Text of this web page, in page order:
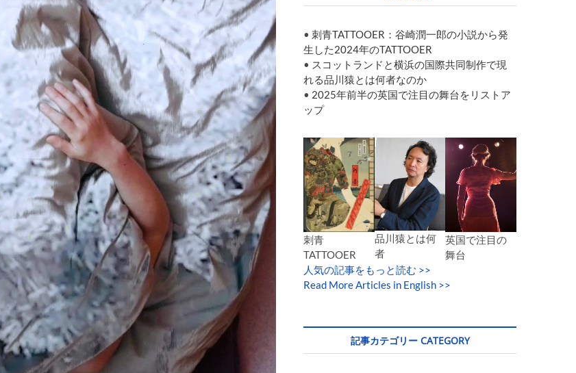
• 刺青TATTOOER：谷崎潤一郎の小説から発
生した2024年のTATTOOER
• スコットランドと横浜の国際共同制作で現
れる品川猿とは何者なのか
• 2025年前半の英国で注目の舞台をリストア
ップ
刺青
TATTOOER
品川猿とは何
者
英国で注目の
舞台
人気の記事をもっと読む >>
Read More Articles in English >>
記事カテゴリー CATEGORY